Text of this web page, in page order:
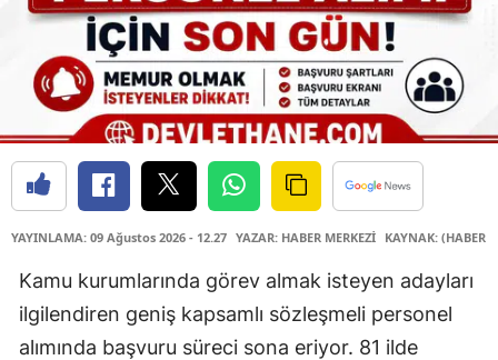
YAYINLAMA: 09 Ağustos 2026 - 12.27 YAZAR: HABER MERKEZİ KAYNAK: (HABER
Kamu kurumlarında görev almak isteyen adayları
ilgilendiren geniş kapsamlı sözleşmeli personel
alımında başvuru süreci sona eriyor. 81 ilde